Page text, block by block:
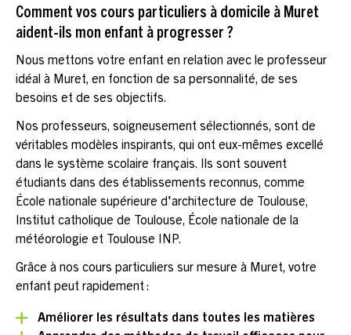
Comment vos cours particuliers à domicile à Muret
aident-ils mon enfant à progresser ?
Nous mettons votre enfant en relation avec le professeur
idéal à Muret, en fonction de sa personnalité, de ses
besoins et de ses objectifs.
Nos professeurs, soigneusement sélectionnés, sont de
véritables modèles inspirants, qui ont eux-mêmes excellé
dans le système scolaire français. Ils sont souvent
étudiants dans des établissements reconnus, comme
École nationale supérieure d'architecture de Toulouse,
Institut catholique de Toulouse, École nationale de la
météorologie et Toulouse INP.
Grâce à nos cours particuliers sur mesure à Muret, votre
enfant peut rapidement :
Améliorer les résultats dans toutes les matières